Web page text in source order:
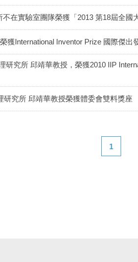
在實驗室團隊榮獲「2013 第18屆全國
獲International Inventor Prize 國際傑出
研究所 邱靖華教授，榮獲2010 IIP
研究所 邱靖華教授榮獲體委會雙料獎座
1